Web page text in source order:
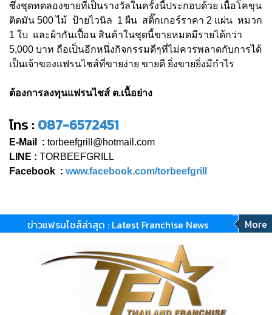
ซึ่งชุดทดลองขายที่เป็นรางวัลในครั้งนี้ประกอบด้วย เนื้อโคขุน
ติดมัน 500 ไม้ ป้ายไวนิล 1 ผืน สติ๊กเกอร์ราคา 2 แผ่น หมวก
1 ใบ และผ้ากันเปื้อน สินค้าในชุดนี้ขายหมดมีรายได้กว่า
5,000 บาท ถือเป็นอีกหนึ่งกิจกรรมดีๆที่ไม่ควรพลาดกับการได้
เป็นเจ้าของแฟรนไชส์ที่ขายง่าย ขายดี ยิ่งขายยิ่งมีกำไร
ต้องการลงทุนแฟรนไชส์ ต.เนื้อย่าง
โทร : 087-6572451
E-Mail : torbeefgrill@hotmail.com
LINE : TORBEEFGRILL
Facebook : www.facebook.com/torbeefgrill
ข่าวแฟรนไชส์ล่าสุด : Latest Franchise News More